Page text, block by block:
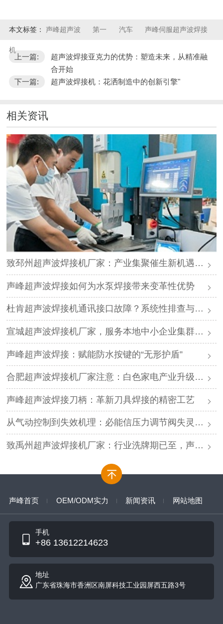
本文标签： 声峰超声波 第一 汽车 声峰伺服超声波焊接
机
上一篇:
超声波焊接亚克力的优势：塑造未来，从精准融
合开始
下一篇:
超声波焊接机：花洒制造中的创新引擎"
相关资讯
致邳州超声波焊接机厂家：产业集聚催生新机遇，声峰源头工厂邀您抱团发展
声峰超声波焊接如何为水泵焊接带来变革性优势
杜肯超声波焊接机通讯接口故障？系统性排查与专业解决方案
宣城超声波焊接机厂家，服务本地中小企业集群，声峰ODM贴牌助您轻装上阵
声峰超声波焊接：赋能防水按键的“无形护盾”
合肥超声波焊接机厂家注意：白色家电产业升级，声峰源头工厂诚邀加盟
声峰超声波焊接刀柄：革新刀具焊接的精密工艺
从气动控制到失效机理：必能信压力调节阀失灵的深度解析与专业修复
致禹州超声波焊接机厂家：行业洗牌期已至，声峰源头工厂邀您抱团取暖
声峰首页 OEM/ODM实力 新闻资讯 网站地图
手机
+86 13612214623
地址
广东省珠海市香洲区南屏科技工业园屏西五路3号